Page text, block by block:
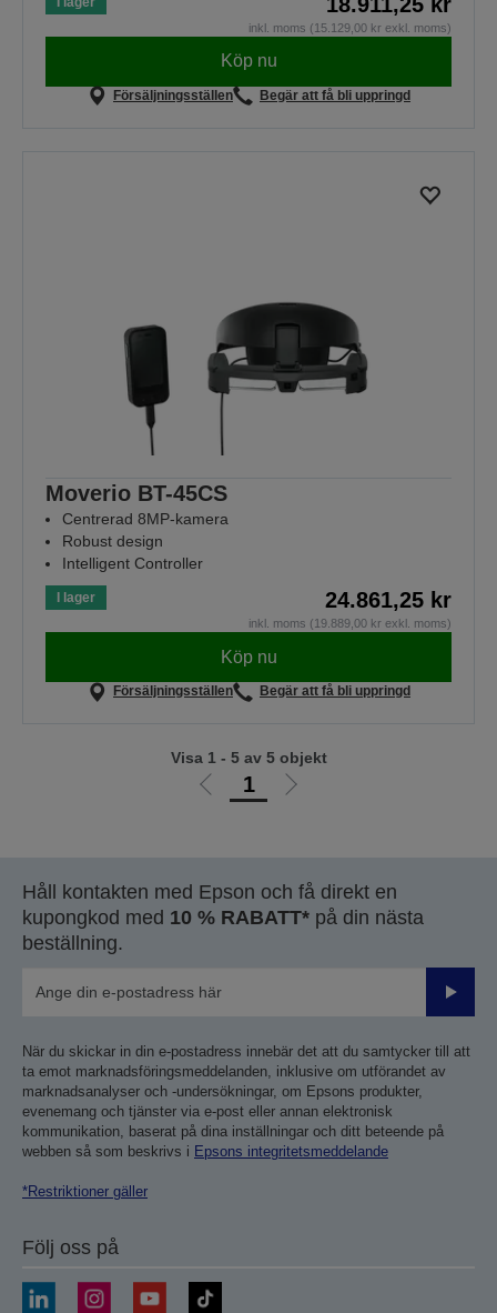
inkl. moms (15.129,00 kr exkl. moms)
Köp nu
Försäljningsställen Begär att få bli uppringd
Moverio BT-45CS
Centrerad 8MP-kamera
Robust design
Intelligent Controller
I lager 24.861,25 kr
inkl. moms (19.889,00 kr exkl. moms)
Köp nu
Försäljningsställen Begär att få bli uppringd
Gå
1
Gå
Visa 1 - 5 av 5 objekt
Håll kontakten med Epson och få direkt en
kupongkod med 10 % RABATT* på din nästa
beställning.
Skicka
När du skickar in din e-postadress innebär det att du samtycker till att
ta emot marknadsföringsmeddelanden, inklusive om utförandet av
marknadsanalyser och -undersökningar, om Epsons produkter,
evenemang och tjänster via e-post eller annan elektronisk
kommunikation, baserat på dina inställningar och ditt beteende på
webben så som beskrivs i Epsons integritetsmeddelande
*Restriktioner gäller
Följ oss på